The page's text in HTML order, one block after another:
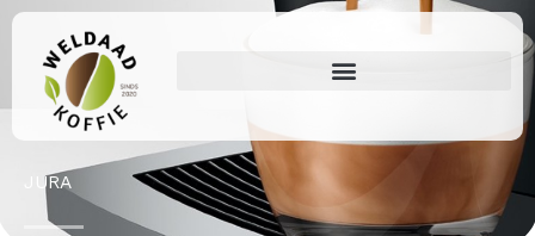
Ga
inhoud
JURA